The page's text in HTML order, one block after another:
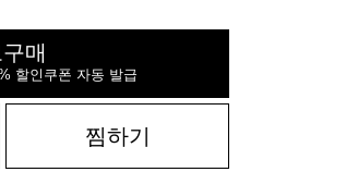
매
할인쿠폰 자동 발급
찜하기